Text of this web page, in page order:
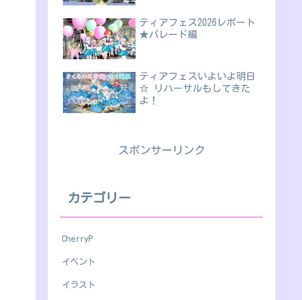
ティアフェス2026レポート
★パレード編
ティアフェスいよいよ明日
☆ リハーサルもしてきた
よ！
スポンサーリンク
カテゴリー
CherryP
イベント
イラスト